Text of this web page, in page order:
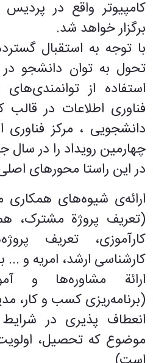
برگزار خواهد شد.
با توجه به استقبال
تحول به توان دانشجو
استفاده از
فناوری اطلاعات در قالب
دانشجویی ، مرکز
چهارمین رویداد را در سال
در این راستا محورهای اصلی
ارائه‌ی شیوه‌های همکاری
(تعریف پروژة مشترک،
کارآموزی، تعریف
کارشناسی ارشد، امریه و
ارائة مشاوره‌ها و
(برنامه‌ریزی کسب و کار،
انعطاف پذیری در
موضوع که تحصیل،